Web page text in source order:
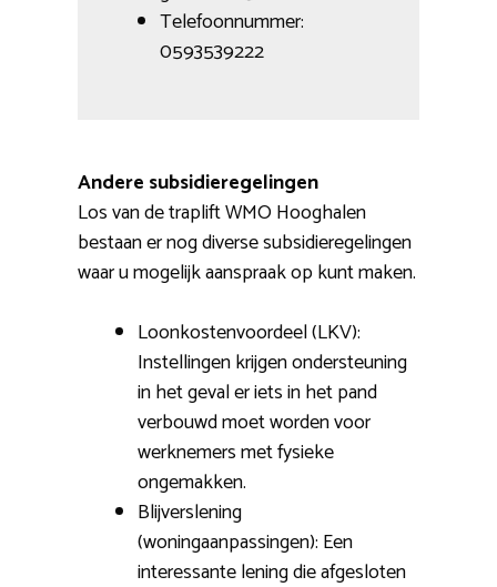
Telefoonnummer:
0593539222
Andere subsidieregelingen
Los van de traplift WMO Hooghalen
bestaan er nog diverse subsidieregelingen
waar u mogelijk aanspraak op kunt maken.
Loonkostenvoordeel (LKV):
Instellingen krijgen ondersteuning
in het geval er iets in het pand
verbouwd moet worden voor
werknemers met fysieke
ongemakken.
Blijverslening
(woningaanpassingen): Een
interessante lening die afgesloten